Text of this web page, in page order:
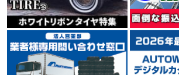
イタリア ミラノに本社を置く
（ピレリ）。 世界タイヤメーカ
は、上位の実績を誇っています
純正タイヤに多く採用され、そ
カーからコンパクトカーまで幅
らの信頼も厚いタイヤメーカー
総合評価：35件